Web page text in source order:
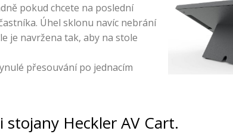
pokud chcete na poslední
Úhel sklonu navíc nebrání
je navržena tak, aby na stole
přesouvání po jednacím
Heckler AV Cart.